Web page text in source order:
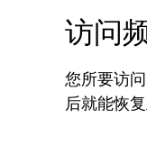
访问
您所要访
后就能恢